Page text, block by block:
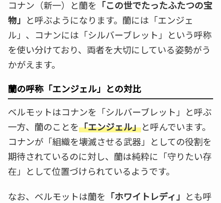
コナン（新一）と蘭を 「この世でたったふたつの宝
物」
と呼ぶようになります。蘭には「エンジェ
ル」、コナンには「シルバーブレット」という呼称
を使い分けており、両者を大切にしている姿勢がう
かがえます。
蘭の呼称「エンジェル」との対比
ベルモットはコナンを「シルバーブレット」と呼ぶ
一方、蘭のことを「エンジェル」と呼んでいます。
コナンが「組織を壊滅させる武器」としての役割を
期待されているのに対し、蘭は純粋に「守りたい存
在」として位置づけられているようです。
なお、ベルモットは蘭を 「ホワイトレディ」
とも呼